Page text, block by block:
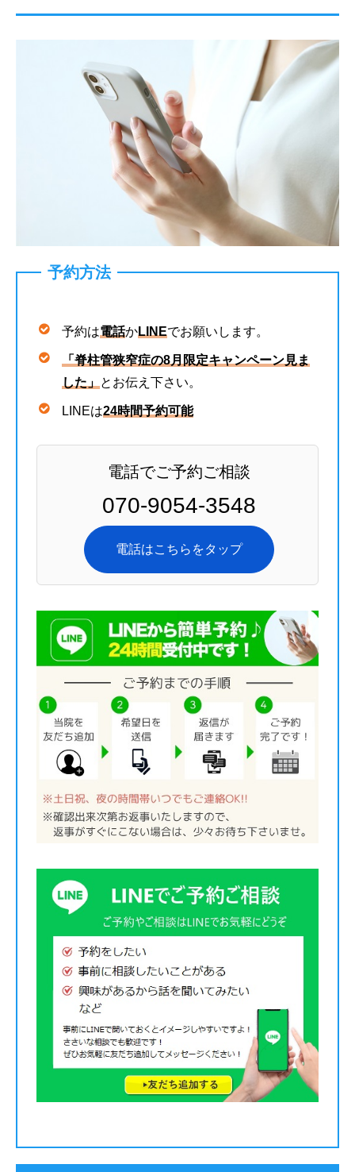
予約方法
予約は電話かLINEでお願いします。
「脊柱管狭窄症の8月限定キャンペーン見ま
した」とお伝え下さい。
LINEは24時間予約可能
電話でご予約ご相談
070-9054-3548
電話はこちらをタップ